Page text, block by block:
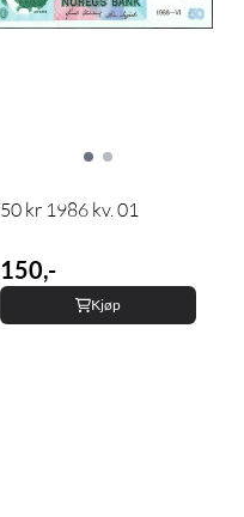
50 kr 1986 kv. 01
150,-
Kjøp